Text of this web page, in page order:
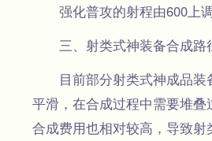
强化普攻的射程由600上调
三、射类式神装备合成路
目前部分射类式神成品装
平滑，在合成过程中需要堆叠
合成费用也相对较高，导致射